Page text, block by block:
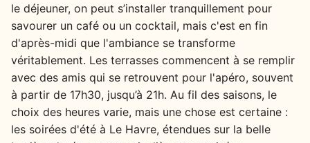
le déjeuner, on peut s’installer tranquillement pour
savourer un café ou un cocktail, mais c'est en fin
d'après-midi que l'ambiance se transforme
véritablement. Les terrasses commencent à se remplir
avec des amis qui se retrouvent pour l'apéro, souvent
à partir de 17h30, jusqu’à 21h. Au fil des saisons, le
choix des heures varie, mais une chose est certaine :
les soirées d'été à Le Havre, étendues sur la belle